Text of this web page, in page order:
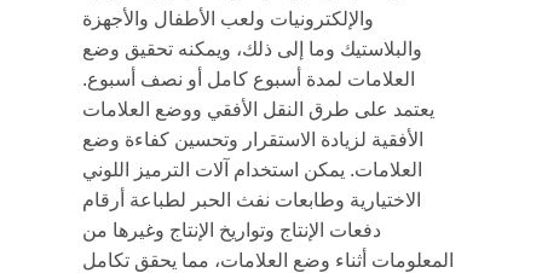
والإلكترونيات ولعب الأطفال والأجهزة
والبلاستيك وما إلى ذلك، ويمكنه تحقيق وضع
العلامات لمدة أسبوع كامل أو نصف أسبوع.
يعتمد على طرق النقل الأفقي ووضع العلامات
الأفقية لزيادة الاستقرار وتحسين كفاءة وضع
العلامات. يمكن استخدام آلات الترميز اللوني
الاختيارية وطابعات نفث الحبر لطباعة أرقام
دفعات الإنتاج وتواريخ الإنتاج وغيرها من
المعلومات أثناء وضع العلامات، مما يحقق تكامل